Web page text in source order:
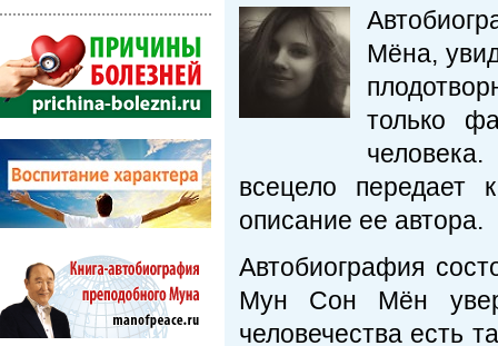
Мёна,
только
всецело передает
описание ее автора.
Автобиография
Мун Сон Мён
человечества есть